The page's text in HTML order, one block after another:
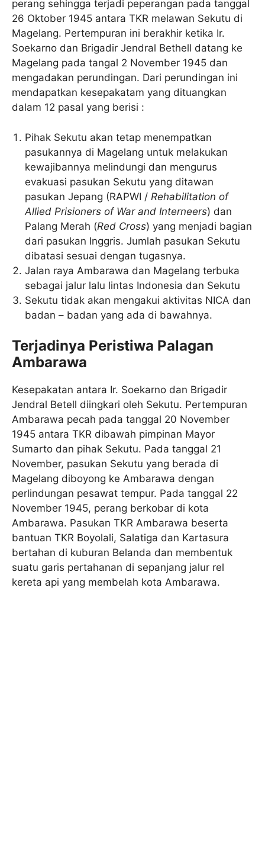
perang sehingga terjadi peperangan pada tanggal
26 Oktober 1945 antara TKR melawan Sekutu di
Magelang. Pertempuran ini berakhir ketika Ir.
Soekarno dan Brigadir Jendral Bethell datang ke
Magelang pada tangal 2 November 1945 dan
mengadakan perundingan. Dari perundingan ini
mendapatkan kesepakatam yang dituangkan
dalam 12 pasal yang berisi :
Pihak Sekutu akan tetap menempatkan
pasukannya di Magelang untuk melakukan
kewajibannya melindungi dan mengurus
evakuasi pasukan Sekutu yang ditawan
pasukan Jepang (RAPWI / Rehabilitation of
Allied Prisioners of War and Interneers) dan
Palang Merah (Red Cross) yang menjadi bagian
dari pasukan Inggris. Jumlah pasukan Sekutu
dibatasi sesuai dengan tugasnya.
Jalan raya Ambarawa dan Magelang terbuka
sebagai jalur lalu lintas Indonesia dan Sekutu
Sekutu tidak akan mengakui aktivitas NICA dan
badan – badan yang ada di bawahnya.
Terjadinya Peristiwa Palagan
Ambarawa
Kesepakatan antara Ir. Soekarno dan Brigadir
Jendral Betell diingkari oleh Sekutu. Pertempuran
Ambarawa pecah pada tanggal 20 November
1945 antara TKR dibawah pimpinan Mayor
Sumarto dan pihak Sekutu. Pada tanggal 21
November, pasukan Sekutu yang berada di
Magelang diboyong ke Ambarawa dengan
perlindungan pesawat tempur. Pada tanggal 22
November 1945, perang berkobar di kota
Ambarawa. Pasukan TKR Ambarawa beserta
bantuan TKR Boyolali, Salatiga dan Kartasura
bertahan di kuburan Belanda dan membentuk
suatu garis pertahanan di sepanjang jalur rel
kereta api yang membelah kota Ambarawa.